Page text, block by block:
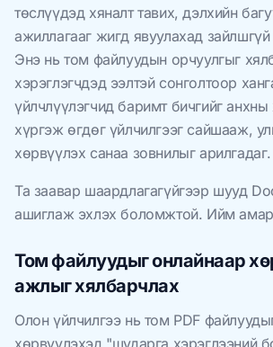
төслүүдэд хяналт тавих, дэлхийн
ажиллагааг жигд явуулахад
Энэ нь том файлуудын орчуулгыг
хэрэглэгчдэд ээлтэй сонголтоор
үйлчлүүлэгчид баримт бичгийг
хүргэж өгдөг үйлчилгээг сайшааж,
хөрвүүлэх санаа зовнилыг арилгадаг.
Та заавар шаардлагагүйгээр шууд
ашиглаж эхлэх боломжтой. Ийм
Том файлуудыг онлайнаар
ажлыг хялбарчлах
Олон үйлчилгээ нь том PDF